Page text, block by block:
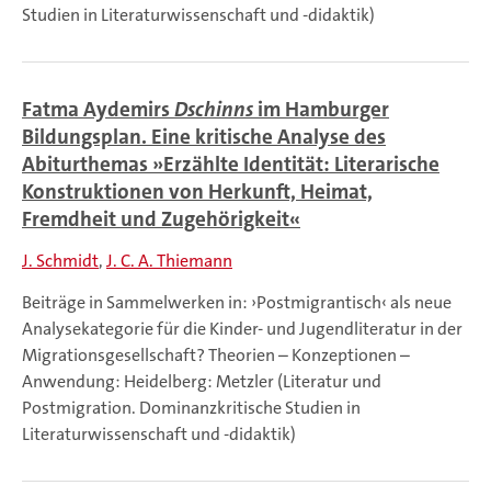
Studien in Literaturwissenschaft und -didaktik)
Fatma AydemirsDschinns im Hamburger
Bildungsplan. Eine kritische Analyse des
Abiturthemas »Erzählte Identität: Literarische
Konstruktionen von Herkunft, Heimat,
Fremdheit und Zugehörigkeit«
J. Schmidt J. C. A. Thiemann
Beiträge in Sammelwerken in: ›Postmigrantisch‹ als neue
Analysekategorie für die Kinder- und Jugendliteratur in der
Migrationsgesellschaft? Theorien – Konzeptionen –
Anwendung: Heidelberg: Metzler (Literatur und
Postmigration. Dominanzkritische Studien in
Literaturwissenschaft und -didaktik)